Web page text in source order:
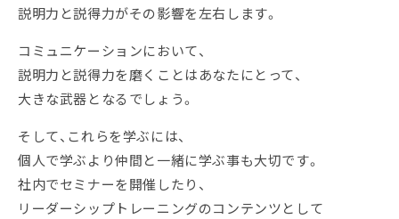
説明力と説得力がその影響を左右します。
コミュニケーションにおいて、
説明力と説得力を磨くことはあなたにとって、
大きな武器となるでしょう。
そして、これらを学ぶには、
個人で学ぶより仲間と一緒に学ぶ事も大切です。
社内でセミナーを開催したり、
リーダーシップトレーニングのコンテンツとして